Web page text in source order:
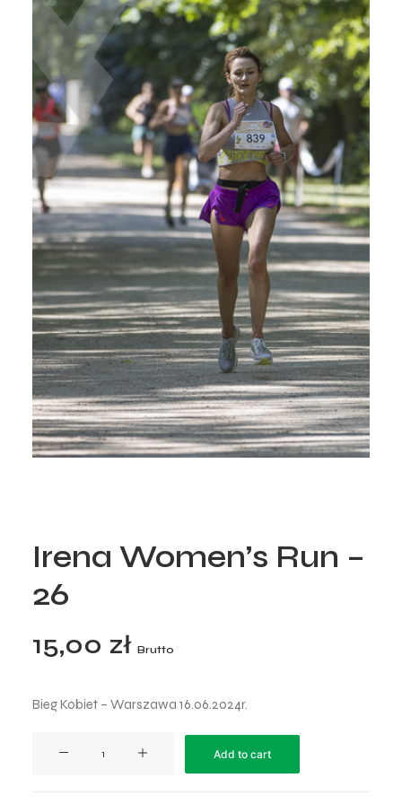
Irena Women’s Run –
26
15,00 zł Brutto
Bieg Kobiet – Warszawa 16.06.2024r.
Add to cart